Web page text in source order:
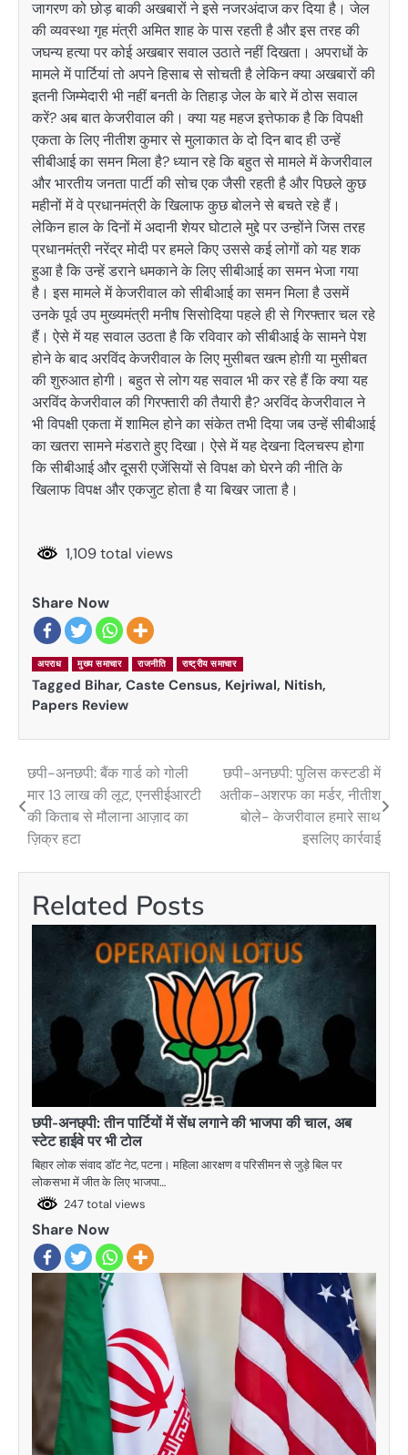
जागरण को छोड़ बाकी अखबारों ने इसे नजरअंदाज कर दिया है। जेल
की व्यवस्था गृह मंत्री अमित शाह के पास रहती है और इस तरह की
जघन्य हत्या पर कोई अखबार सवाल उठाते नहीं दिखता। अपराधों के
मामले में पार्टियां तो अपने हिसाब से सोचती है लेकिन क्या अखबारों की
इतनी जिम्मेदारी भी नहीं बनती के तिहाड़ जेल के बारे में ठोस सवाल
करें? अब बात केजरीवाल की। क्या यह महज इत्तेफाक है कि विपक्षी
एकता के लिए नीतीश कुमार से मुलाकात के दो दिन बाद ही उन्हें
सीबीआई का समन मिला है? ध्यान रहे कि बहुत से मामले में केजरीवाल
और भारतीय जनता पार्टी की सोच एक जैसी रहती है और पिछले कुछ
महीनों में वे प्रधानमंत्री के खिलाफ कुछ बोलने से बचते रहे हैं।
लेकिन हाल के दिनों में अदानी शेयर घोटाले मुद्दे पर उन्होंने जिस तरह
प्रधानमंत्री नरेंद्र मोदी पर हमले किए उससे कई लोगों को यह शक
हुआ है कि उन्हें डराने धमकाने के लिए सीबीआई का समन भेजा गया
है। इस मामले में केजरीवाल को सीबीआई का समन मिला है उसमें
उनके पूर्व उप मुख्यमंत्री मनीष सिसोदिया पहले ही से गिरफ्तार चल रहे
हैं। ऐसे में यह सवाल उठता है कि रविवार को सीबीआई के सामने पेश
होने के बाद अरविंद केजरीवाल के लिए मुसीबत खत्म होग़ी या मुसीबत
की शुरुआत होगी। बहुत से लोग यह सवाल भी कर रहे हैं कि क्या यह
अरविंद केजरीवाल की गिरफ्तारी की तैयारी है? अरविंद केजरीवाल ने
भी विपक्षी एकता में शामिल होने का संकेत तभी दिया जब उन्हें सीबीआई
का खतरा सामने मंडराते हुए दिखा। ऐसे में यह देखना दिलचस्प होगा
कि सीबीआई और दूसरी एजेंसियों से विपक्ष को घेरने की नीति के
खिलाफ विपक्ष और एकजुट होता है या बिखर जाता है।
1,109 total views
Share Now
अपराध मुख्य समाचार राजनीति राष्ट्रीय समाचार
Tagged Bihar, Caste Census, Kejriwal, Nitish,
Papers Review
Post
navigation
छपी-अनछपी: बैंक गार्ड को गोली
मार 13 लाख की लूट, एनसीईआरटी
की किताब से मौलाना आज़ाद का
ज़िक्र हटा
छपी-अनछपी: पुलिस कस्टडी में
अतीक-अशरफ का मर्डर, नीतीश
बोले- केजरीवाल हमारे साथ
इसलिए कार्रवाई
Related Posts
छपी-अनछ्पी: तीन पार्टियों में सेंध लगाने की भाजपा की चाल, अब
स्टेट हाईवे पर भी टोल
बिहार लोक संवाद डॉट नेट, पटना। महिला आरक्षण व परिसीमन से जुड़े बिल पर
लोकसभा में जीत के लिए भाजपा…
247 total views
Share Now